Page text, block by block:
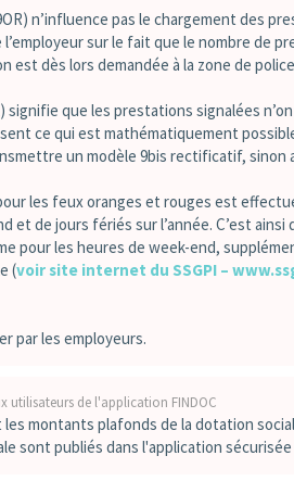
n’influence pas le chargement des
sur le fait que le nombre de
est dès lors demandée à la zone de
signifie que les prestations signalées
ce qui est mathématiquement
un modèle 9bis rectificatif, sinon
les feux oranges et rouges est
et de jours fériés sur l’année. C’est
pour les heures de week-end,
(voir site internet du SSGPI –
par les employeurs.
utilisateurs de l'application FINDOC
montants plafonds de la dotation
sont publiés dans l'application